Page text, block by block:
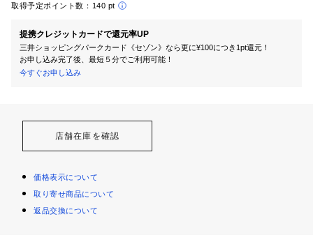
取得予定ポイント数： 140 pt
提携クレジットカードで還元率UP
三井ショッピングパークカード《セゾン》なら更に¥100につき1pt還元！
お申し込み完了後、最短５分でご利用可能！
今すぐお申し込み
店舗在庫を確認
価格表示について
取り寄せ商品について
返品交換について